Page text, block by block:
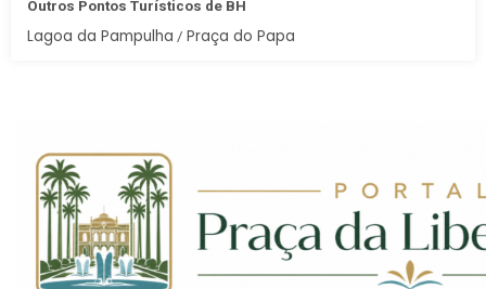
Outros Pontos Turísticos de BH
Lagoa da Pampulha / Praça do Papa